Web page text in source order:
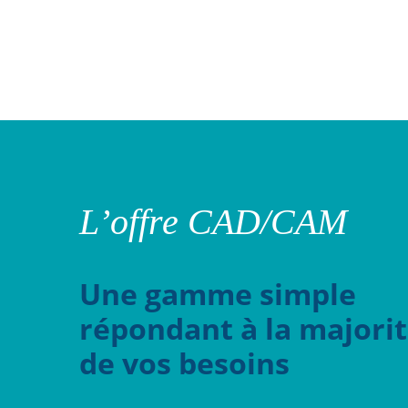
L’offre CAD/CAM
Une gamme simple
répondant à la
de vos besoins